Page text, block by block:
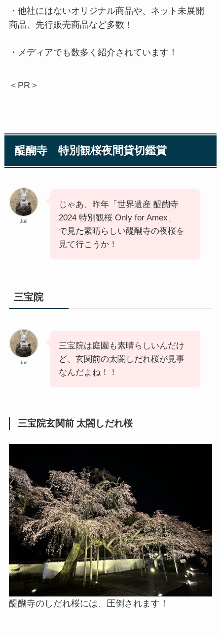
・他社にはないオリジナル商品や、ネット未展開
商品、先行販売商品など多数！
・メディアでも数多く紹介されています！
＜PR＞
醍醐寺 特別観桜夜間貸切鑑賞
Juli
じゃあ、昨年「世界遺産 醍醐寺
2024 特別観桜 Only for Amex」
で見た素晴らしい醍醐寺の夜桜を
見て行こうか！
三宝院
Juli
三宝院は庭園も素晴らしいんだけ
ど、玄関前の太閤しだれ桜が見事
なんだよね！！
三宝院玄関前 太閤しだれ桜
醍醐寺のしだれ桜には、圧倒されます！